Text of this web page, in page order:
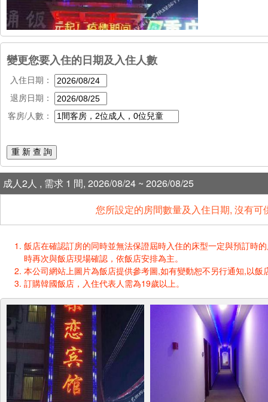
變更您要入住的日期及入住人數
入住日期：
退房日期：
客房/人數：
重 新 查 詢
成人2人 , 需求 1 間, 2026/08/24 ~ 2026/08/25
您所設定的房間數量及入住日期, 沒有
飯店在確認訂房的同時並無法保證屆時入住的床型一定與預訂時
時再次與飯店現場確認，依飯店安排為主。
本公司網站上圖片為飯店提供參考圖,如有變動恕不另行通知,以飯
訂購韓國飯店，入住代表人需為19歲以上。